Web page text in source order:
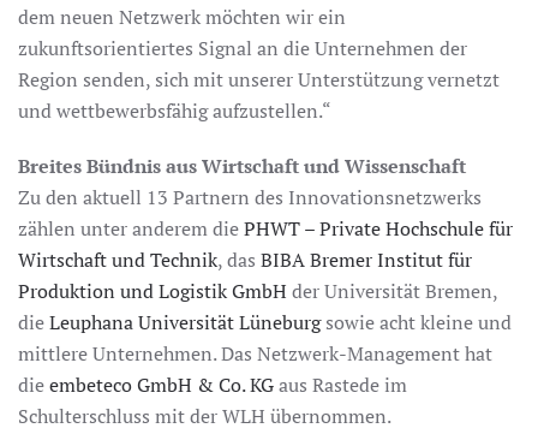
dem neuen Netzwerk möchten wir ein
zukunftsorientiertes Signal an die Unternehmen der
Region senden, sich mit unserer Unterstützung vernetzt
und wettbewerbsfähig aufzustellen.“
Breites Bündnis aus Wirtschaft und Wissenschaft
Zu den aktuell 13 Partnern des Innovationsnetzwerks
zählen unter anderem diePHWT – Private Hochschule für
Wirtschaft und Technik, das BIBA Bremer Institut für
Produktion und Logistik GmbH der Universität Bremen,
dieLeuphana Universität Lüneburgsowie acht kleine und
mittlere Unternehmen. Das Netzwerk-Management hat
dieembeteco GmbH & Co. KGaus Rastede im
Schulterschluss mit der WLH übernommen.